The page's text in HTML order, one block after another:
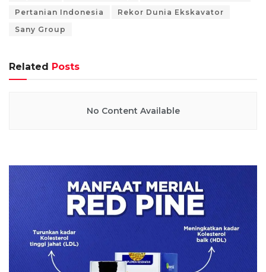
Pertanian Indonesia
Rekor Dunia Ekskavator
Sany Group
Related Posts
No Content Available